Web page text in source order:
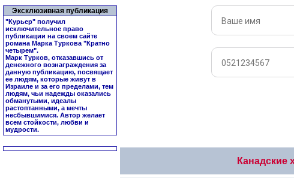
Эксклюзивная публикация
"Курьер" получил
исключительное право
публикации на своем сайте
романа Марка Туркова "Кратно
четырем".
Марк Турков, отказавшись от
денежного вознаграждения за
данную публикацию, посвящает
ее людям, которые живут в
Израиле и за его пределами, тем
людям, чьи надежды оказались
обманутыми, идеалы
растоптанными, а мечты
несбывшимися. Автор желает
всем стойкости, любви и
мудрости.
Канадские